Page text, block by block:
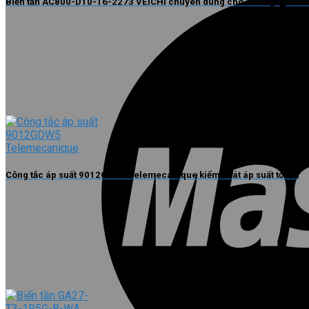
Công tắc áp suất 9012GDW5 Telemecanique kiểm soát áp suất tối ưu